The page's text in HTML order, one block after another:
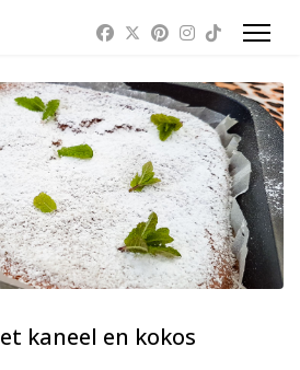
kaneel en kokos